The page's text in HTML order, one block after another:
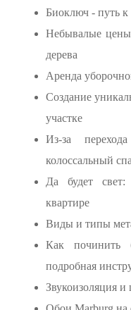
Биоключ - путь к
Небывалые
дерева
Аренда
Создание
участке
Из-за
колоссальный
Да будет
квартире
Виды и типы
Как починить
подробная
Звукоизоляция